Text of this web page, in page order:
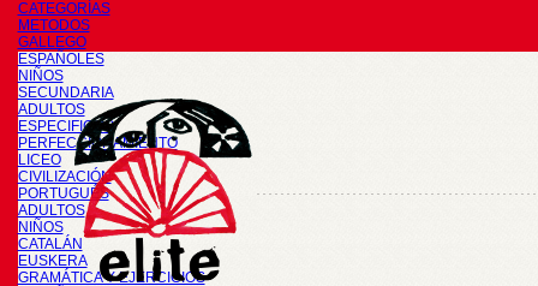
CATEGORÍAS
METODOS
GALLEGO
ESPAÑOLES
NIÑOS
SECUNDARIA
ADULTOS
ESPECIFICOS
PERFECCIONAMIENTO
LICEO
CIVILIZACIÓN
PORTUGUÉS
ADULTOS
NIÑOS
CATALÁN
EUSKERA
GRAMÁTICA Y EJERCICIOS